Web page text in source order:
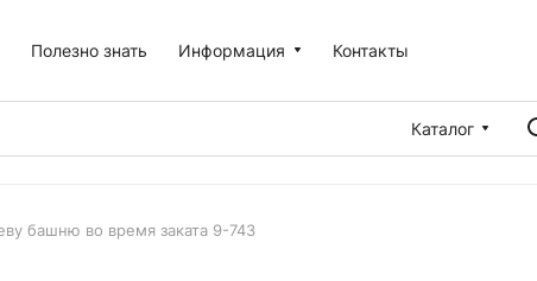
Полезно знать Информация Контакты
Каталог
башню во время заката 9-743